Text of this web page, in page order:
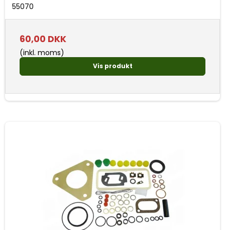
55070
60,00 DKK
(inkl. moms)
Vis produkt